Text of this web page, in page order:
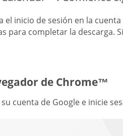
el inicio de sesión en la
para completar la descarga.
de Chrome™
cuenta de Google e inicie